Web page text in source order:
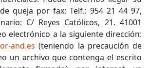
queja por fax: Telf.: 954 21 44 97,
C/ Reyes Católicos, 21. 41001
electrónico a la siguiente dirección:
and.es (teniendo la precaución de
un archivo que contenga el escrito